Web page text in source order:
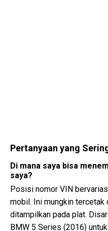
Pertanyaan yang
Di mana saya bisa
saya?
Posisi nomor VIN
mobil. Ini mungkin tercetak
ditampilkan pada plat.
BMW 5 Series (2016)